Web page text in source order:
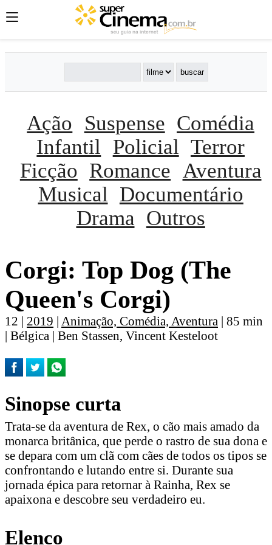
Ação Suspense Comédia
Infantil
Policial Terror
Ficção Romance Aventura
Musical
Documentário
Drama Outros
Corgi: Top Dog (The
Queen's Corgi)
12 | 2019 | Animação, Comédia, Aventura | 85 min
| Bélgica | Ben Stassen, Vincent Kesteloot
Sinopse curta
Trata-se da aventura de Rex, o cão mais amado da
monarca britânica, que perde o rastro de sua dona e
se depara com um clã com cães de todos os tipos se
confrontando e lutando entre si. Durante sua
jornada épica para retornar à Rainha, Rex se
apaixona e descobre seu verdadeiro eu.
Elenco